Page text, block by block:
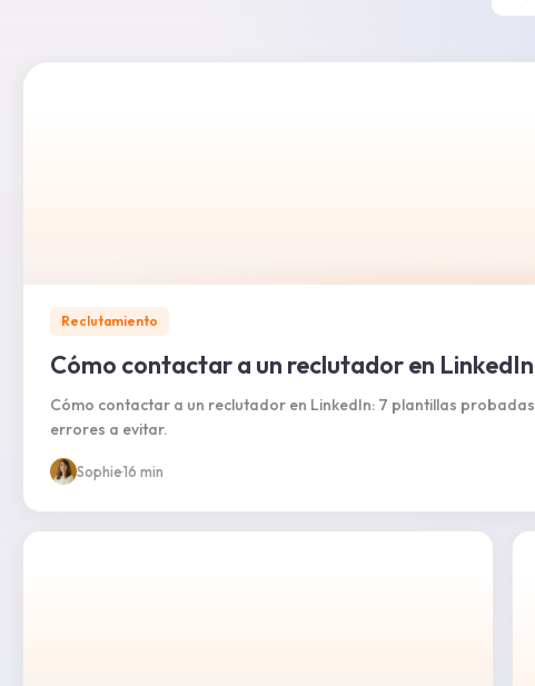
Reclutamiento
Cómo contactar a un reclutador en LinkedIn
Cómo contactar a un reclutador en LinkedIn: 7 plantillas
errores a evitar.
Sophie·16 min